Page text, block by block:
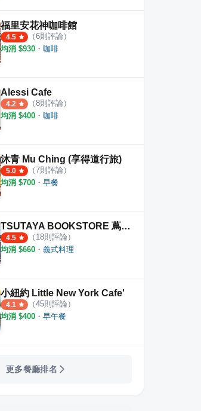
亞丁尼義式麵屋 工學店
福里安花神咖啡館
4.5 （6則評論）
均消 $930 ・ 咖啡
Alessi Cafe
4.2 （8則評論）
均消 $400 ・ 咖啡
沐青 Mu Ching (享得道行旅)
5.0 （7則評論）
均消 $700 ・ 早餐
TSUTAYA BOOKSTORE 蔦屋書店 臺中市政店
4.5 （ 18則評論）
均消 $660 ・ 義式料理
小紐約 Little New York Cafe'
4.1 （45則評論）
均消 $400 ・ 早午餐
更多餐廳排名